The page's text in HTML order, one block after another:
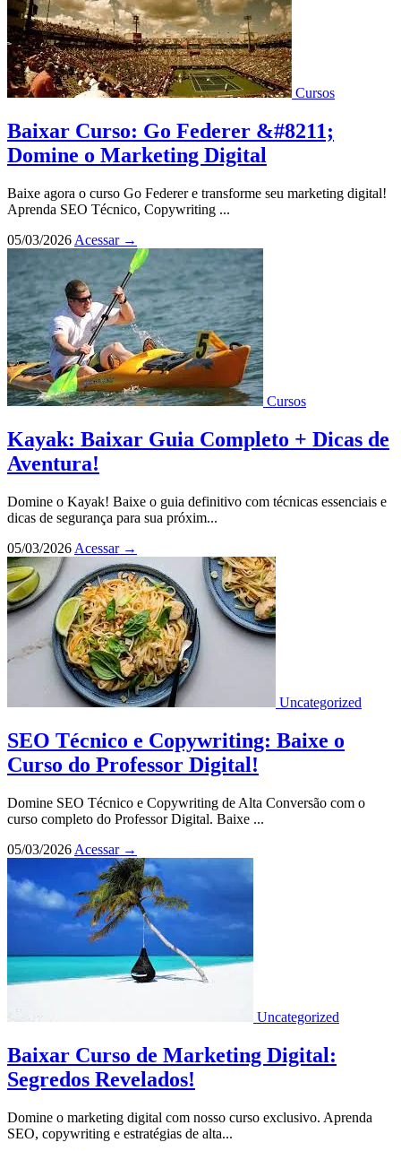
Cursos
Baixar Curso: Go Federer &#8211;
Domine o Marketing Digital
Baixe agora o curso Go Federer e transforme seu marketing digital!
Aprenda SEO Técnico, Copywriting ...
05/03/2026 Acessar →
Cursos
Kayak: Baixar Guia Completo + Dicas de
Aventura!
Domine o Kayak! Baixe o guia definitivo com técnicas essenciais e
dicas de segurança para sua próxim...
05/03/2026 Acessar →
Uncategorized
SEO Técnico e Copywriting: Baixe o
Curso do Professor Digital!
Domine SEO Técnico e Copywriting de Alta Conversão com o
curso completo do Professor Digital. Baixe ...
05/03/2026 Acessar →
Uncategorized
Baixar Curso de Marketing Digital:
Segredos Revelados!
Domine o marketing digital com nosso curso exclusivo. Aprenda
SEO, copywriting e estratégias de alta...